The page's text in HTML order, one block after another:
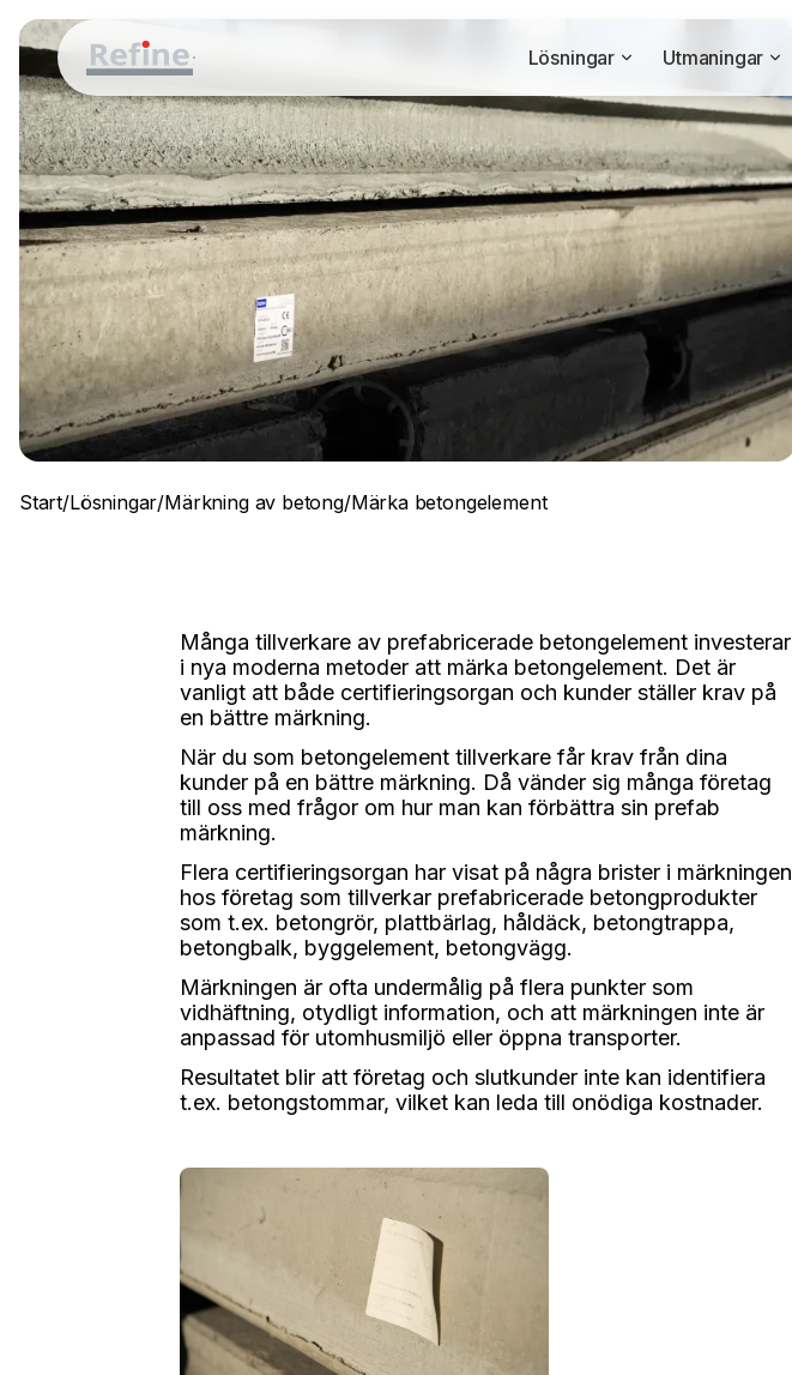
Start/Lösningar/Märkning av betong/Märka betongelement
Många tillverkare av prefabricerade betongelement investerar
i nya moderna metoder att märka betongelement. Det är
vanligt att både certifieringsorgan och kunder ställer krav på
en bättre märkning.
När du som betongelement tillverkare får krav från dina
kunder på en bättre märkning. Då vänder sig många företag
till oss med frågor om hur man kan förbättra sin prefab
märkning.
Flera certifieringsorgan har visat på några brister i märkningen
hos företag som tillverkar prefabricerade betongprodukter
som t.ex. betongrör, plattbärlag, håldäck, betongtrappa,
betongbalk, byggelement, betongvägg.
Märkningen är ofta undermålig på flera punkter som
vidhäftning, otydligt information, och att märkningen inte är
anpassad för utomhusmiljö eller öppna transporter.
Resultatet blir att företag och slutkunder inte kan identifiera
t.ex. betongstommar, vilket kan leda till onödiga kostnader.
Lösningar Utmaningar